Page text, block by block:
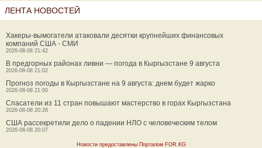
ЛЕНТА НОВОСТЕЙ
Хакеры-вымогатели атаковали десятки крупнейших финансовых
компаний США - СМИ
2026-08-08 21:42
В предгорных районах ливни — погода в Кыргызстане 9 августа
2026-08-08 21:02
Прогноз погоды в Кыргызстане на 9 августа: днем будет жарко
2026-08-08 21:00
Спасатели из 11 стран повышают мастерство в горах Кыргызстана
2026-08-08 20:26
США рассекретили дело о падении НЛО с человеческим телом
2026-08-08 20:07
Новости предоставлены Порталом FOR.KG